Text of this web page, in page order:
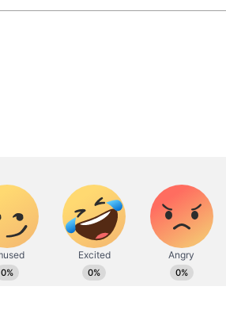
ವಿಧಾನಸೌಧ ಸುತ್ತಮುತ್ತ
ನ್ಯೂಸ್ ಮಾನಿಟರಿಂಗ್ ಆಗಿ ಹಲವು
ರಾಯಚೂರು ಜಿಲ್ಲೆಯ ಜಾನೇಕಲ್